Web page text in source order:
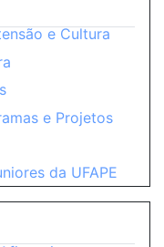
e Cultura
e Projetos
da UFAPE